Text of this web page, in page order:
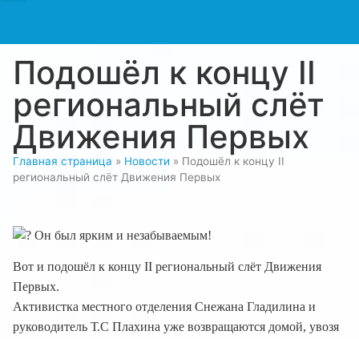
Подошёл к концу II
региональный слёт
Движения Первых
Главная страница » Новости » Подошёл к концу II
региональный слёт Движения Первых
Он был ярким и незабываемым!
Вот и подошёл к концу II региональный слёт Движения
Первых.
Активистка местного отделения Снежана Гладилина и
руководитель Т.С Плахина уже возвращаются домой, увозя